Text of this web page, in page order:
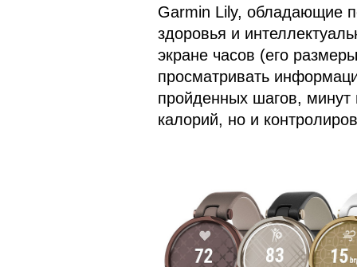
Garmin Lily, обладающие
здоровья и
экране часов (его
просматривать
пройденных шагов, минут
калорий, но и